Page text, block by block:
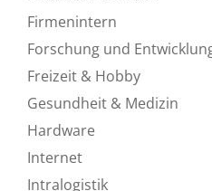
Firmenintern
Forschung und
Freizeit & Hobby
Gesundheit & Medizin
Hardware
Internet
Intralogistik